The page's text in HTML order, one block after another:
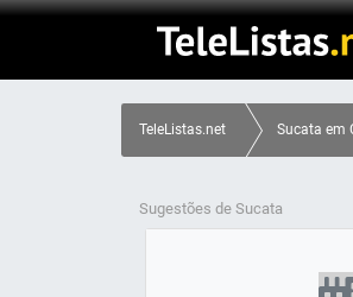
TeleListas.net Sucata em
Sugestões de Sucata